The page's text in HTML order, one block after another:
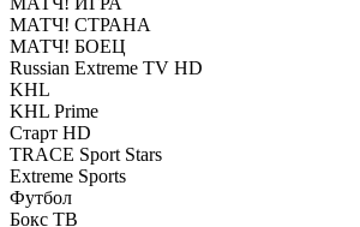
МАТЧ! СТРАНА
МАТЧ! БОЕЦ
Russian Extreme TV HD
KHL
KHL Prime
Старт HD
TRACE Sport Stars
Extreme Sports
Футбол
Бокс ТВ